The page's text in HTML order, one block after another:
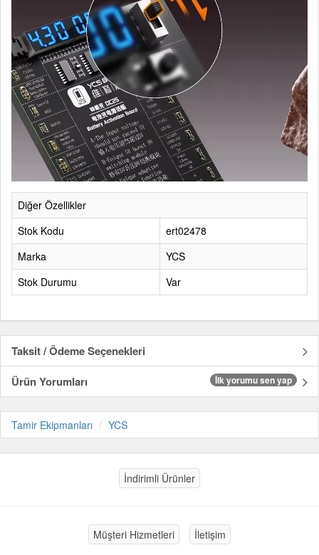
Diğer Özellikler
Stok Kodu
ert02478
Marka
YCS
Stok Durumu
Var
Taksit / Ödeme Seçenekleri
Ürün Yorumları
İlk yorumu sen yap
Tamir Ekipmanları YCS
İndirimli Ürünler
Müşteri Hizmetleri İletişim